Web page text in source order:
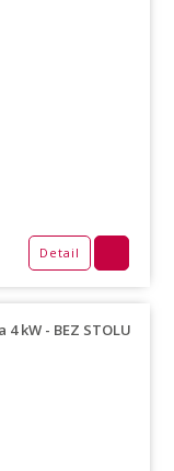
Detail
kW - BEZ STOLU